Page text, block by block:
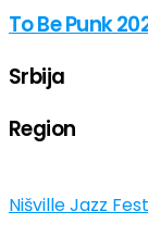
To Be Punk
Srbija
Region
Nišville Jazz